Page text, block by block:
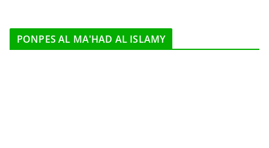
PONPES AL MA'HAD AL ISLAMY